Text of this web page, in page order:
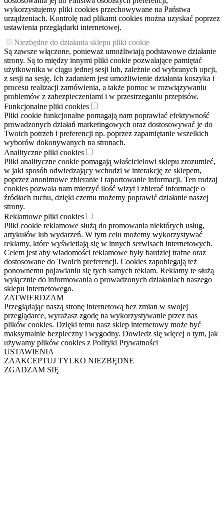
wykorzystujemy pliki cookies przechowywane na Państwa
urządzeniach. Kontrolę nad plikami cookies można uzyskać poprzez
ustawienia przeglądarki internetowej.
Niezbędne do działania sklepu pliki cookie
Są zawsze włączone, ponieważ umożliwiają podstawowe działanie
strony. Są to między innymi pliki cookie pozwalające pamiętać
użytkownika w ciągu jednej sesji lub, zależnie od wybranych opcji,
z sesji na sesję. Ich zadaniem jest umożliwienie działania koszyka i
procesu realizacji zamówienia, a także pomoc w rozwiązywaniu
problemów z zabezpieczeniami i w przestrzeganiu przepisów.
Funkcjonalne pliki cookies
Pliki cookie funkcjonalne pomagają nam poprawiać efektywność
prowadzonych działań marketingowych oraz dostosowywać je do
Twoich potrzeb i preferencji np. poprzez zapamiętanie wszelkich
wyborów dokonywanych na stronach.
Analityczne pliki cookies
Pliki analityczne cookie pomagają właścicielowi sklepu zrozumieć,
w jaki sposób odwiedzający wchodzi w interakcję ze sklepem,
poprzez anonimowe zbieranie i raportowanie informacji. Ten rodzaj
cookies pozwala nam mierzyć ilość wizyt i zbierać informacje o
źródłach ruchu, dzięki czemu możemy poprawić działanie naszej
strony.
Reklamowe pliki cookies
Pliki cookie reklamowe służą do promowania niektórych usług,
artykułów lub wydarzeń. W tym celu możemy wykorzystywać
reklamy, które wyświetlają się w innych serwisach internetowych.
Celem jest aby wiadomości reklamowe były bardziej trafne oraz
dostosowane do Twoich preferencji. Cookies zapobiegają też
ponownemu pojawianiu się tych samych reklam. Reklamy te służą
wyłącznie do informowania o prowadzonych działaniach naszego
sklepu internetowego.
ZATWIERDZAM
Przeglądając naszą stronę internetową bez zmian w swojej
przeglądarce, wyrażasz zgodę na wykorzystywanie przez nas
plików cookies. Dzięki temu nasz sklep internetowy może być
maksymalnie bezpieczny i wygodny. Dowiedz się więcej o tym, jak
używamy plików cookies z Polityki Prywatności
USTAWIENIA
ZAAKCEPTUJ TYLKO NIEZBĘDNE
ZGADZAM SIĘ